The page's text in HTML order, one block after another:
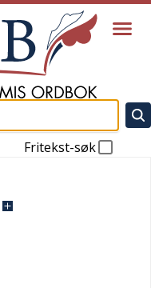
Fritekst-søk